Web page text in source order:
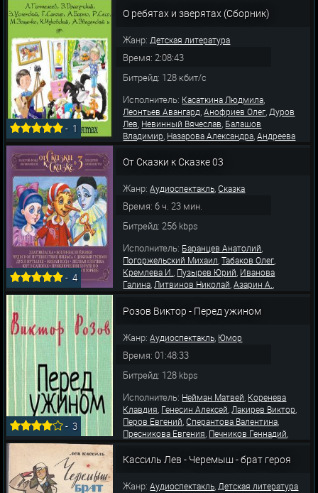
Игорь,Кочкожаров Геннадий
- 1
О ребятах и зверятах (Сборник)
Жанр:Детская литература
Время: 2:08:43
Битрейд: 128 кбит/с
Исполнитель: Касаткина Людмила,
Леонтьев Авангард,Анофриев Олег,Дуров
Лев, Невинный Вячеслав, Балашов
Владимир, Назарова Александра,Андреева
Агрий,Кутасов Сергей,Харлап Светлана
-4
От Сказки к Сказке 03
Жанр:Аудиоспектакль,Сказка
Время: 6 ч. 23 мин.
Битрейд: 256 kbps
Исполнитель: Баранцев Анатолий,
Погоржельский Михаил,Табаков Олег,
Кремлева И., Пузырев Юрий, Иванова
Галина,Литвинов Николай,Азарин А.,
Валентина,Васильев Евгений,Портнова
Эфрос Николай Орлова Вера
Андросов М.
-3
Розов Виктор - Перед ужином
Жанр:Аудиоспектакль Юмор
Время: 01:48:33
Битрейд: 128 kbps
Исполнитель: Нейман Матвей Коренева
Клавдия Генесин Алексей Лакирев Виктор
Перов Евгений ,Сперантова Валентина
Пресникова Евгения Печников Геннадий
Воронов Иван
Кассиль Лев - Черемыш - брат героя
Жанр:Аудиоспектакль,Детская литература